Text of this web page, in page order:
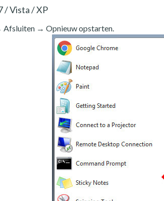
/ Vista / XP
→ Opnieuw opstarten.